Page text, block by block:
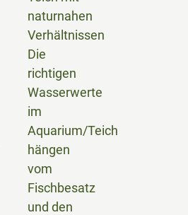
naturnahen
Verhältnissen
Die
richtigen
Wasserwerte
im
Aquarium/Teich
hängen
vom
Fischbesatz
und den